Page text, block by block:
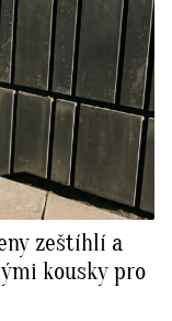
zeštíhlí a
kousky pro